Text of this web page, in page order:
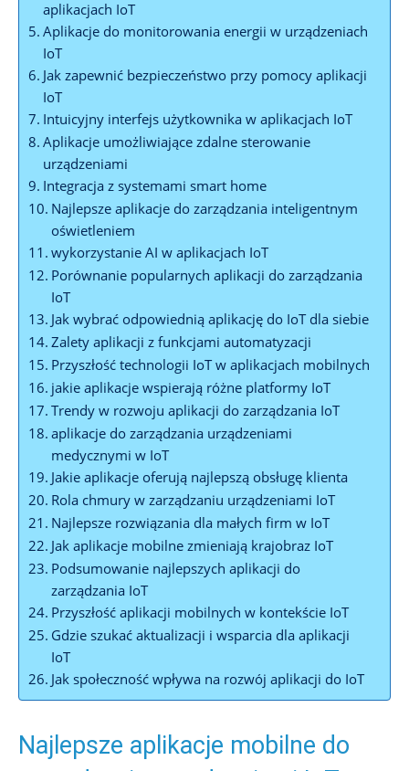
aplikacjach IoT
Aplikacje do monitorowania energii w urządzeniach
IoT
Jak zapewnić bezpieczeństwo przy pomocy aplikacji
IoT
Intuicyjny interfejs użytkownika w aplikacjach IoT
Aplikacje umożliwiające zdalne sterowanie
urządzeniami
Integracja z systemami smart home
Najlepsze aplikacje do zarządzania inteligentnym
oświetleniem
wykorzystanie AI w aplikacjach IoT
Porównanie popularnych aplikacji do zarządzania
IoT
Jak wybrać odpowiednią aplikację do IoT dla siebie
Zalety aplikacji z funkcjami automatyzacji
Przyszłość technologii IoT w aplikacjach mobilnych
jakie aplikacje wspierają różne platformy IoT
Trendy w rozwoju aplikacji do zarządzania IoT
aplikacje do zarządzania urządzeniami
medycznymi w IoT
Jakie aplikacje oferują najlepszą obsługę klienta
Rola chmury w zarządzaniu urządzeniami IoT
Najlepsze rozwiązania dla małych firm w IoT
Jak aplikacje mobilne zmieniają krajobraz IoT
Podsumowanie najlepszych aplikacji do
zarządzania IoT
Przyszłość aplikacji mobilnych w kontekście IoT
Gdzie szukać aktualizacji i wsparcia dla aplikacji
IoT
Jak społeczność wpływa na rozwój aplikacji do IoT
Najlepsze aplikacje mobilne do